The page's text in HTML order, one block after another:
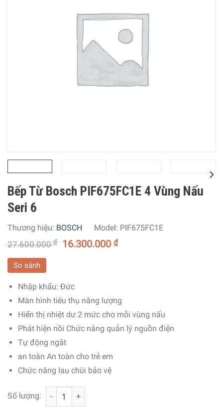
Bếp Từ Bosch PIF675FC1E 4 Vùng Nấu
Seri 6
Thương hiệu: BOSCH Model: PIF675FC1E
27.600.000₫ 16.300.000₫
So sánh
Nhập khẩu: Đức
Màn hình tiêu thụ năng lượng
Hiển thị nhiệt dư 2 mức cho mỗi vùng nấu
Phát hiện nồi Chức năng quản lý nguồn điện
Tự động ngắt
an toàn An toàn cho trẻ em
Chức năng lau chùi bảo vệ
Số lượng: Bếp Từ Bosch PIF675FC1E 4 Vùng Nấu Seri 6 số lượng